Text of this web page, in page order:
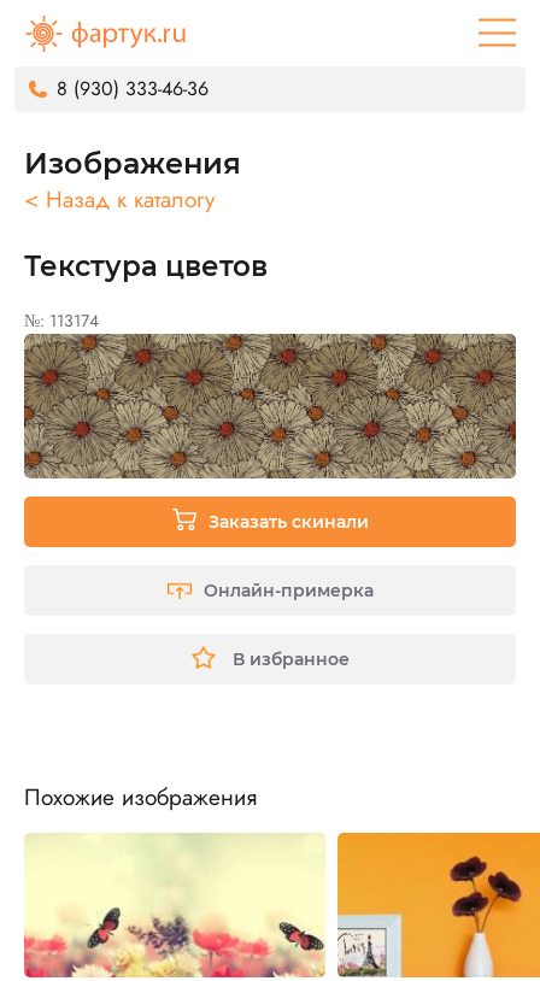
8 (930) 333-46-36
Изображения
< Назад к каталогу
Текстура цветов
№: 113174
Заказать скинали
Онлайн-примерка
В избранное
Похожие изображения